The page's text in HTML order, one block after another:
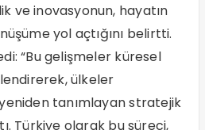
ve inovasyonun, hayatın
yol açtığını belirtti.
“Bu gelişmeler küresel
ülkeler
tanımlayan stratejik
Türkiye olarak bu süreci,